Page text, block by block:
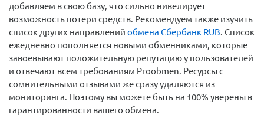
добавляем в свою базу, что сильно нивелирует
возможность потери средств. Рекомендуем также изучить
список других направлений обмена Сбербанк RUB. Список
ежедневно пополняется новыми обменниками, которые
завоевывают положительную репутацию у пользователей
и отвечают всем требованиям Proobmen. Ресурсы с
сомнительными отзывами же сразу удаляются из
мониторинга. Поэтому вы можете быть на 100% уверены в
гарантированности вашего обмена.